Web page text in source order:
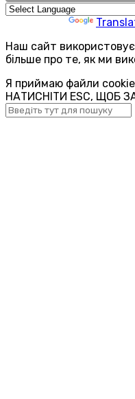
Наш сайт
більше про те, як ми
Я приймаю файли cookie
НАТИСНІТИ ESC, ЩОБ